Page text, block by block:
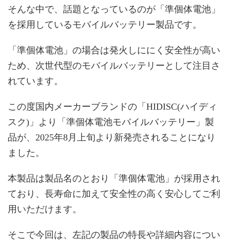
そんな中で、話題となっているのが「準個体電池」
を採用しているモバイルバッテリー製品です。
「準個体電池」の場合は発火しににく安全性が高い
ため、次世代型のモバイルバッテリーとして注目さ
れています。
この度国内メーカーブランドの「HIDISC(ハイディ
スク)」より「準個体電池モバイルバッテリー」製
品が、2025年8月上旬より新発売されることになり
ました。
本製品は製品名のとおり「準個体電池」が採用され
ており、長寿命に加えて安全性の高く安心してご利
用いただけます。
そこで今回は、左記の製品の特長や詳細内容につい